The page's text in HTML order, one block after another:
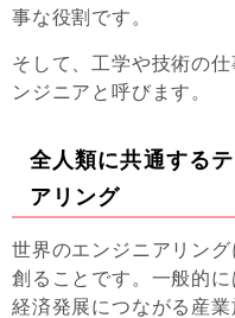
事な役割です。
そして、工学や技術の
ンジニアと呼びます。
全人類に共通する
アリング
世界のエンジニアリン
創ることです。一般的に
経済発展につながる産